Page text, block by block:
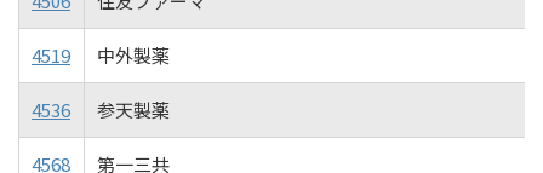
4519 中外製薬
4536 参天製薬
4568 第一三共